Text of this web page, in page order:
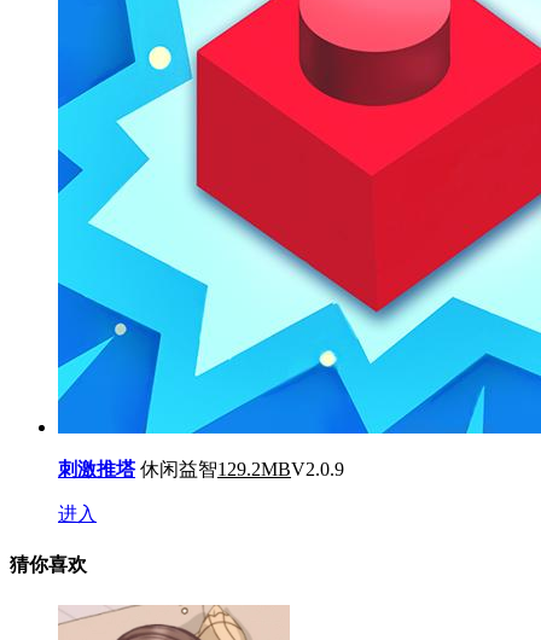
刺激推塔 休闲益智129.2MBV2.0.9
进入
猜你喜欢